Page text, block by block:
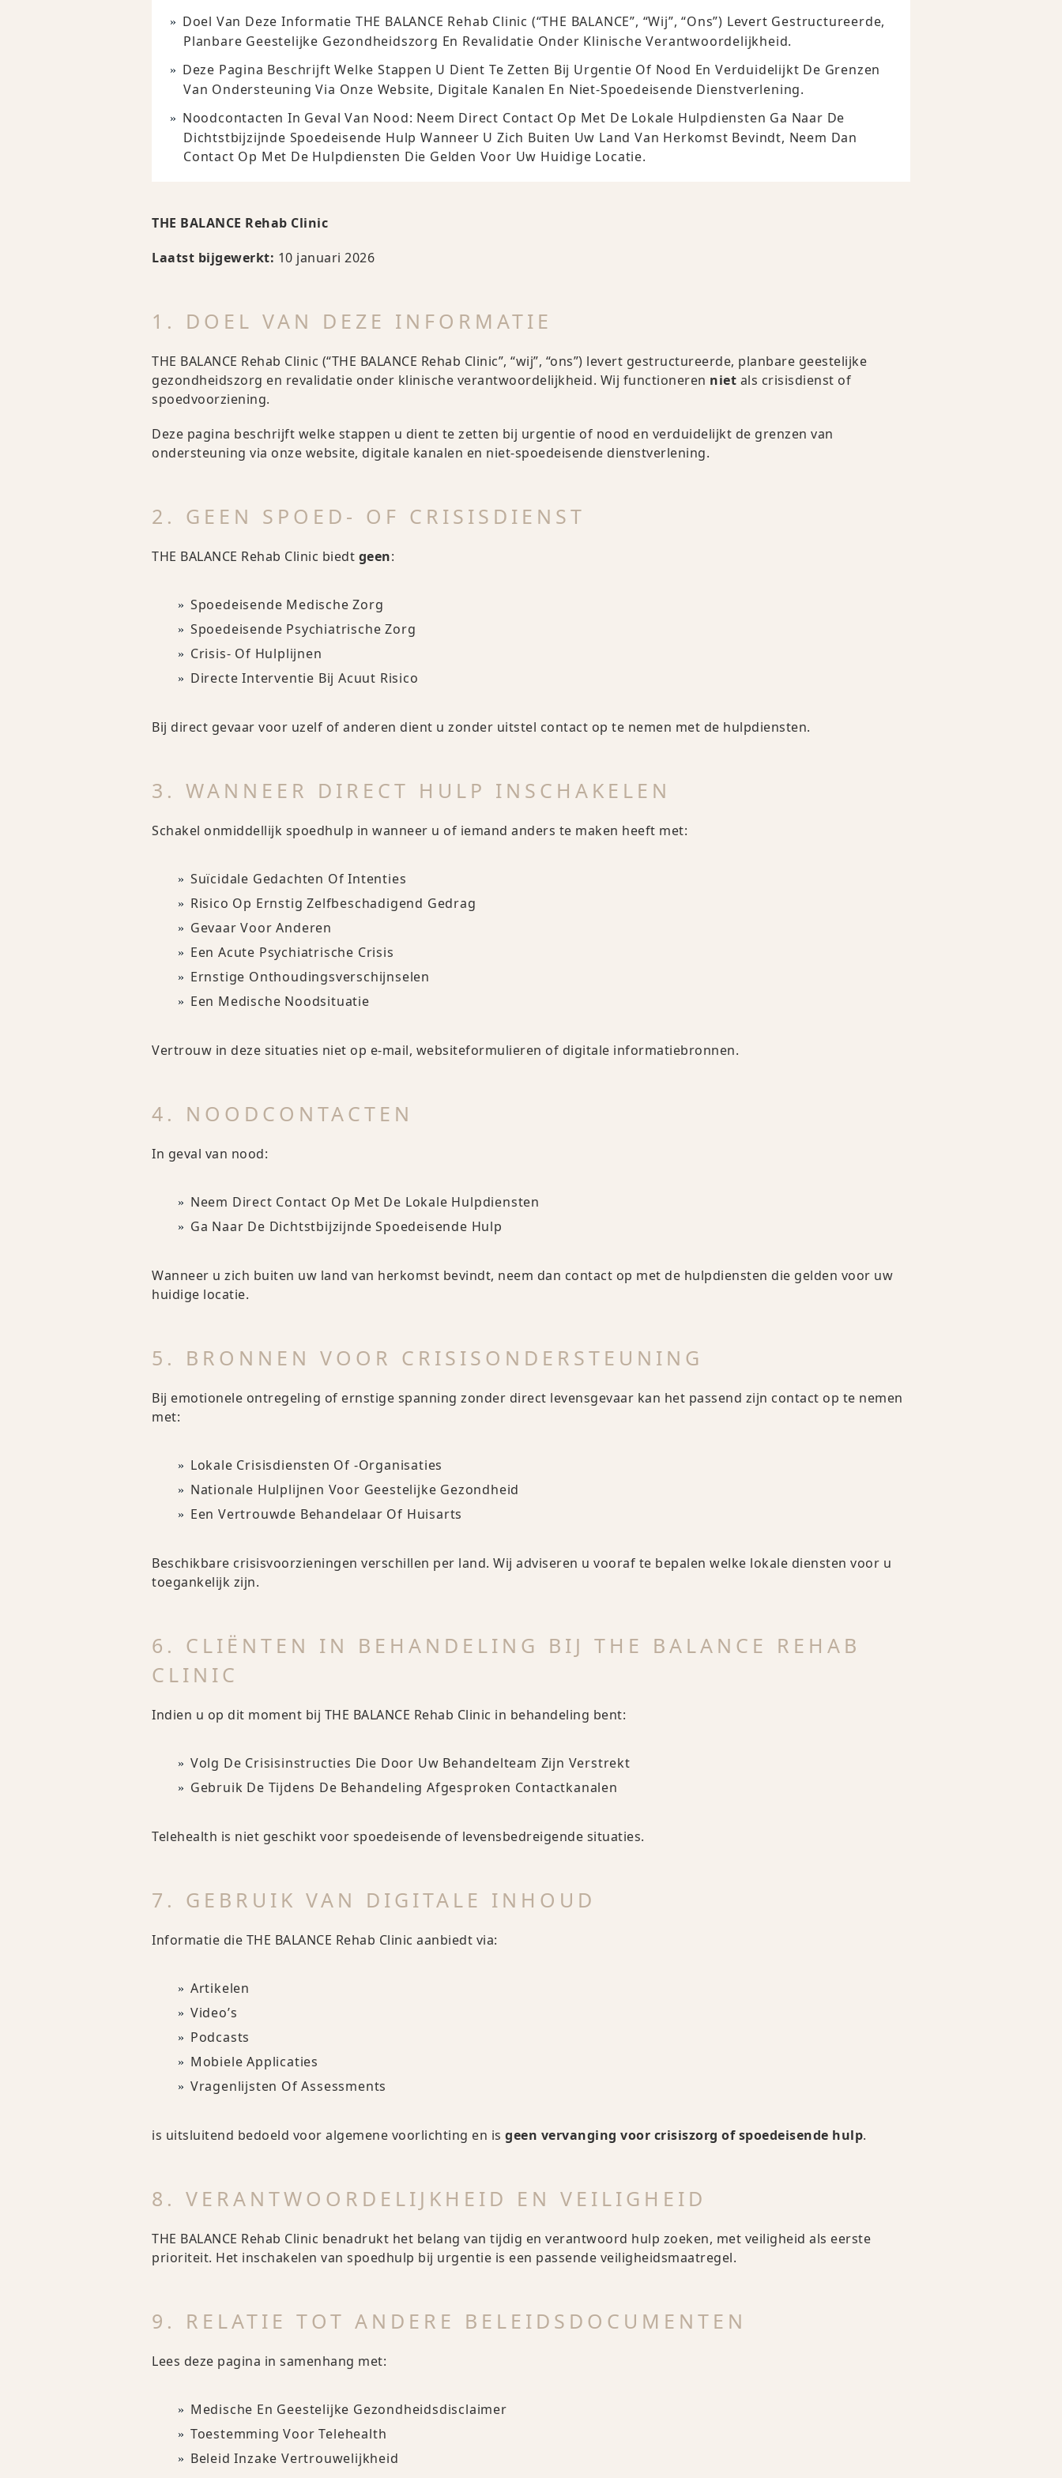
Doel Van Deze Informatie THE BALANCE Rehab Clinic (“THE BALANCE”, “wij”, “ons”) Levert Gestructureerde,
Planbare Geestelijke Gezondheidszorg En Revalidatie Onder Klinische Verantwoordelijkheid.
Deze Pagina Beschrijft Welke Stappen U Dient Te Zetten Bij Urgentie Of Nood En Verduidelijkt De Grenzen
Van Ondersteuning Via Onze Website, Digitale Kanalen En Niet-Spoedeisende Dienstverlening.
Noodcontacten In Geval Van Nood: Neem Direct Contact Op Met De Lokale Hulpdiensten Ga Naar De
Dichtstbijzijnde Spoedeisende Hulp Wanneer U Zich Buiten Uw Land Van Herkomst Bevindt, Neem Dan
Contact Op Met De Hulpdiensten Die Gelden Voor Uw Huidige Locatie.
THE BALANCE Rehab Clinic
Laatst bijgewerkt: 10 januari 2026
1. DOEL VAN DEZE INFORMATIE
THE BALANCE Rehab Clinic (“THE BALANCE Rehab Clinic”, “wij”, “ons”) levert gestructureerde, planbare geestelijke
gezondheidszorg en revalidatie onder klinische verantwoordelijkheid. Wij functioneren niet als crisisdienst of
spoedvoorziening.
Deze pagina beschrijft welke stappen u dient te zetten bij urgentie of nood en verduidelijkt de grenzen van
ondersteuning via onze website, digitale kanalen en niet-spoedeisende dienstverlening.
2. GEEN SPOED- OF CRISISDIENST
THE BALANCE Rehab Clinic biedt geen:
Spoedeisende Medische Zorg
Spoedeisende Psychiatrische Zorg
Crisis- Of Hulplijnen
Directe Interventie Bij Acuut Risico
Bij direct gevaar voor uzelf of anderen dient u zonder uitstel contact op te nemen met de hulpdiensten.
3. WANNEER DIRECT HULP INSCHAKELEN
Schakel onmiddellijk spoedhulp in wanneer u of iemand anders te maken heeft met:
Suïcidale Gedachten Of Intenties
Risico Op Ernstig Zelfbeschadigend Gedrag
Gevaar Voor Anderen
Een Acute Psychiatrische Crisis
Ernstige Onthoudingsverschijnselen
Een Medische Noodsituatie
Vertrouw in deze situaties niet op e-mail, websiteformulieren of digitale informatiebronnen.
4. NOODCONTACTEN
In geval van nood:
Neem Direct Contact Op Met De Lokale Hulpdiensten
Ga Naar De Dichtstbijzijnde Spoedeisende Hulp
Wanneer u zich buiten uw land van herkomst bevindt, neem dan contact op met de hulpdiensten die gelden voor uw
huidige locatie.
5. BRONNEN VOOR CRISISONDERSTEUNING
Bij emotionele ontregeling of ernstige spanning zonder direct levensgevaar kan het passend zijn contact op te nemen
met:
Lokale Crisisdiensten Of -organisaties
Nationale Hulplijnen Voor Geestelijke Gezondheid
Een Vertrouwde Behandelaar Of Huisarts
Beschikbare crisisvoorzieningen verschillen per land. Wij adviseren u vooraf te bepalen welke lokale diensten voor u
toegankelijk zijn.
6. CLIËNTEN IN BEHANDELING BIJ THE BALANCE REHAB
CLINIC
Indien u op dit moment bij THE BALANCE Rehab Clinic in behandeling bent:
Volg De Crisisinstructies Die Door Uw Behandelteam Zijn Verstrekt
Gebruik De Tijdens De Behandeling Afgesproken Contactkanalen
Telehealth is niet geschikt voor spoedeisende of levensbedreigende situaties.
7. GEBRUIK VAN DIGITALE INHOUD
Informatie die THE BALANCE Rehab Clinic aanbiedt via:
Artikelen
Video’s
Podcasts
Mobiele Applicaties
Vragenlijsten Of Assessments
is uitsluitend bedoeld voor algemene voorlichting en is geen vervanging voor crisiszorg of spoedeisende hulp.
8. VERANTWOORDELIJKHEID EN VEILIGHEID
THE BALANCE Rehab Clinic benadrukt het belang van tijdig en verantwoord hulp zoeken, met veiligheid als eerste
prioriteit. Het inschakelen van spoedhulp bij urgentie is een passende veiligheidsmaatregel.
9. RELATIE TOT ANDERE BELEIDSDOCUMENTEN
Lees deze pagina in samenhang met:
Medische En Geestelijke Gezondheidsdisclaimer
Toestemming Voor Telehealth
Beleid Inzake Vertrouwelijkheid